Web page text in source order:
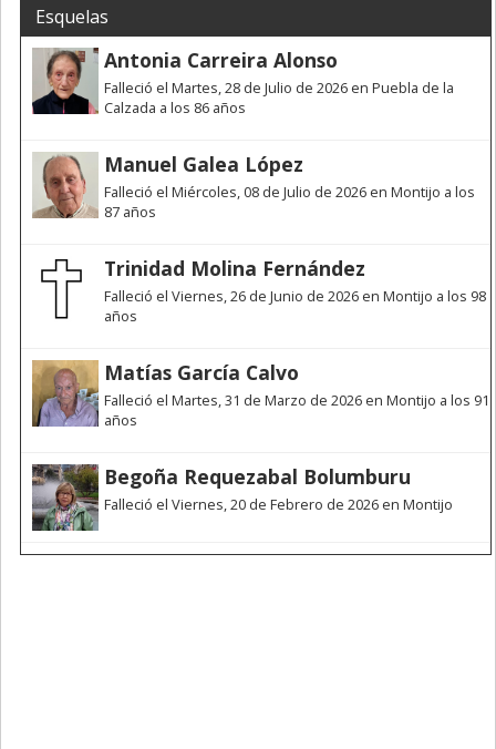
Esquelas
Antonia Carreira Alonso
Falleció el Martes, 28 de Julio de 2026 en Puebla de la
Calzada a los 86 años
Manuel Galea López
Falleció el Miércoles, 08 de Julio de 2026 en Montijo a los
87 años
Trinidad Molina Fernández
Falleció el Viernes, 26 de Junio de 2026 en Montijo a los 98
años
Matías García Calvo
Falleció el Martes, 31 de Marzo de 2026 en Montijo a los 91
años
Begoña Requezabal Bolumburu
Falleció el Viernes, 20 de Febrero de 2026 en Montijo